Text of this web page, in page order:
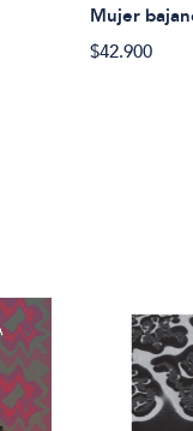
Mujer
$42.900